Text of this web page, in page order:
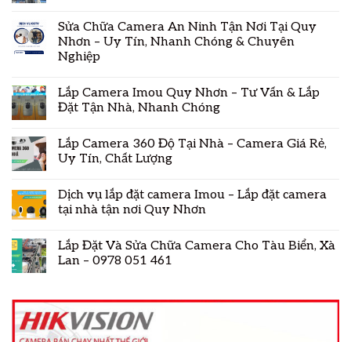
Sửa Chữa Camera An Ninh Tận Nơi Tại Quy
Nhơn – Uy Tín, Nhanh Chóng & Chuyên
Nghiệp
Lắp Camera Imou Quy Nhơn – Tư Vấn & Lắp
Đặt Tận Nhà, Nhanh Chóng
Lắp Camera 360 Độ Tại Nhà – Camera Giá Rẻ,
Uy Tín, Chất Lượng
Dịch vụ lắp đặt camera Imou – Lắp đặt camera
tại nhà tận nơi Quy Nhơn
Lắp Đặt Và Sửa Chữa Camera Cho Tàu Biển, Xà
Lan – 0978 051 461